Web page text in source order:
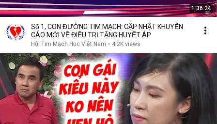
1:36:24
Số 1, CON ĐƯỜNG TIM MẠCH: CẬP NHẬT KHUYẾN
CÁO MỚI VỀ ĐIỀU TRỊ TĂNG HUYẾT ÁP
Hội Tim Mạch Học Việt Nam • 4.2K views